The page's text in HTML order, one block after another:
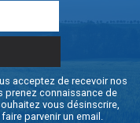
acceptez de recevoir nos
prenez connaissance de
vous désinscrire,
parvenir un email.